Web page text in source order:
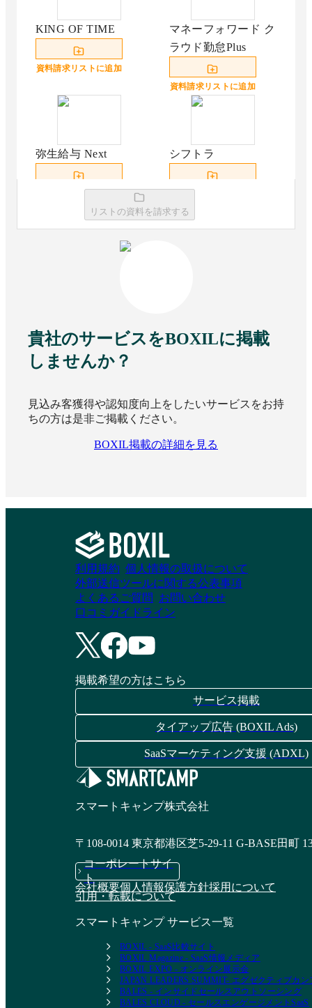
KING OF TIME
資料請求リストに追加
マネーフォワード ク
ラウド勤怠Plus
資料請求リストに追加
弥生給与 Next シフトラ
リストの資料を請求する
貴社のサービスをBOXILに掲載
しませんか？
見込み客獲得や認知度向上をしたいサービスをお持
ちの方は是非ご掲載ください。
BOXIL掲載の詳細を見る
利用規約 個人情報の取扱について
外部送信ツールに関する公表事項
よくあるご質問
お問い合わせ
口コミガイドライン
掲載希望の方はこちら
サービス掲載
タイアップ広告 (BOXIL Ads)
SaaSマーケティング支援 (ADXL)
スマートキャンプ株式会社
〒108-0014 東京都港区芝5-29-11 G-BASE田町
コーポレートサイ
ト
会社概要個人情報保護方針採用について
引用・転載について
スマートキャンプ サービス一覧
BOXIL - SaaS比較サイト
BOXIL Magazine - SaaS情報メディア
BOXIL EXPO - オンライン展示会
JAPAN LEADERS SUMMIT- エグゼクティブカン
BALES - インサイドセールスアウトソーシング
BALES CLOUD - セールスエンゲージメントSaaS